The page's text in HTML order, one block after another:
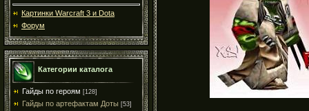
Картинки Warcraft 3 и Dota
Форум
Категории каталога
Гайды по героям [128]
Гайды по артефактам Доты [53]